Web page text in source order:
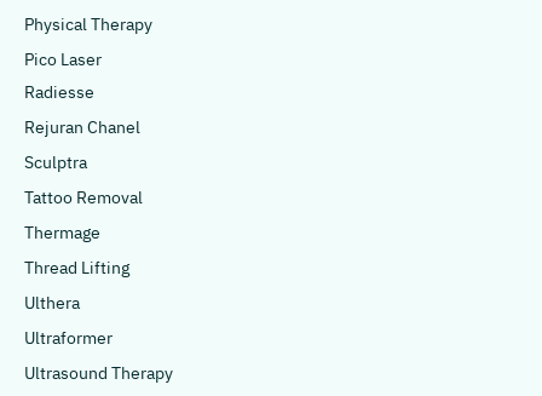
Physical Therapy
Pico Laser
Radiesse
Rejuran Chanel
Sculptra
Tattoo Removal
Thermage
Thread Lifting
Ulthera
Ultraformer
Ultrasound Therapy